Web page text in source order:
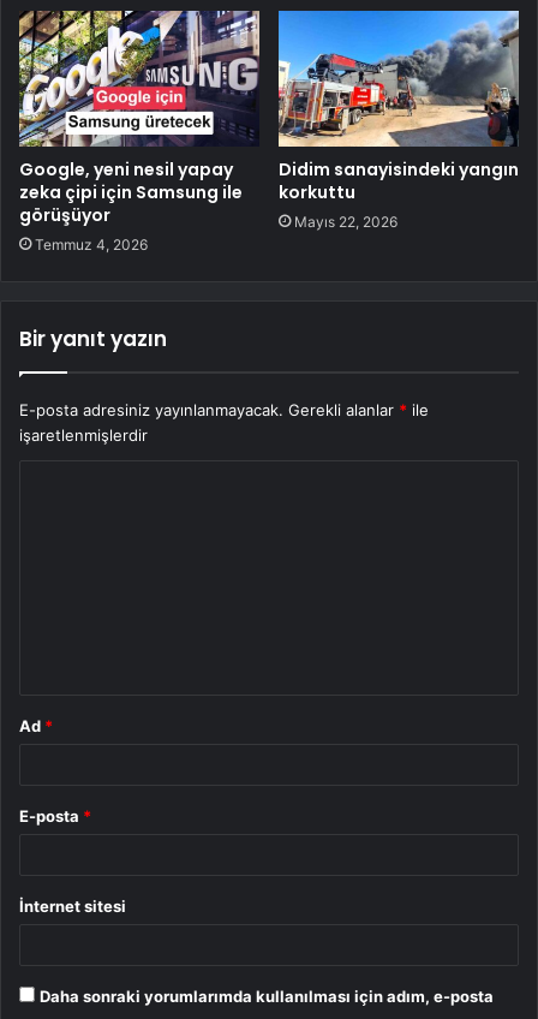
Google, yeni nesil yapay
zeka çipi için Samsung ile
görüşüyor
Temmuz 4, 2026
Didim sanayisindeki yangın
korkuttu
Mayıs 22, 2026
Bir yanıt yazın
E-posta adresiniz yayınlanmayacak. Gerekli alanlar * ile
işaretlenmişlerdir
Ad *
E-posta *
İnternet sitesi
Daha sonraki yorumlarımda kullanılması için adım, e-posta